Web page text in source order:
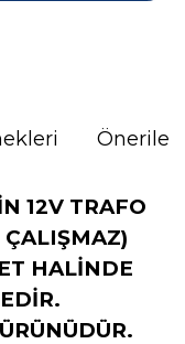
12V TRAFO
HALİNDE